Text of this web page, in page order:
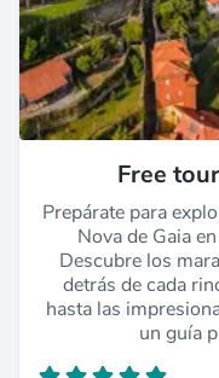
Free
Prepárate para
Nova de Gaia
Descubre los
detrás de cada
hasta las
un guía